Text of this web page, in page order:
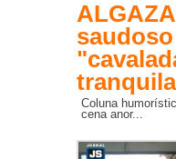
tranquila
Coluna
cena anor...